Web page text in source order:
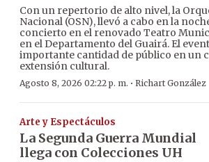
Con un repertorio de alto nivel, la
Nacional (OSN), llevó a cabo en la
concierto en el renovado Teatro
en el Departamento del Guairá. El
importante cantidad de público en un
extensión cultural.
Agosto 8, 2026 02:22 p. m. · Richart González
Arte y Espectáculos
La Segunda Guerra Mundial
llega con Colecciones UH